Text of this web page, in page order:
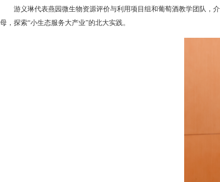
游义琳代表燕园微生物资源评价与利用项目组和葡萄酒教学团队，
母，探索“小生态服务大产业”的北大实践。